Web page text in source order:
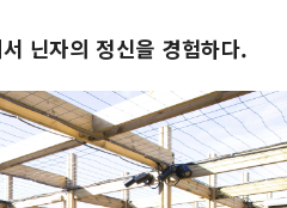
닌자의 정신을 경험하다.